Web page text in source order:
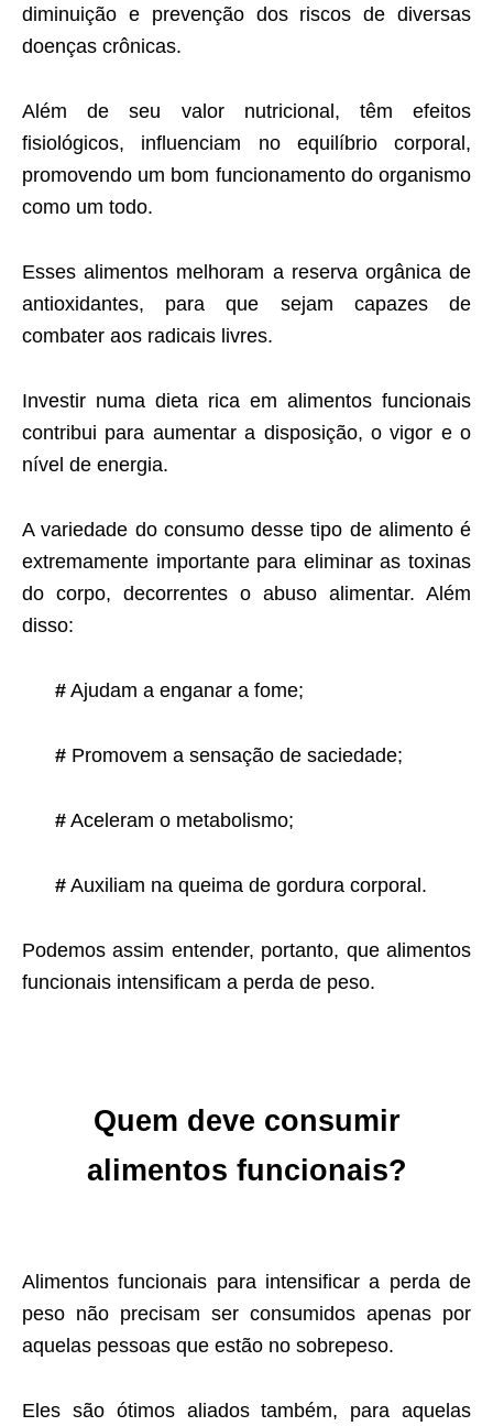
diminuição e prevenção dos riscos de diversas
doenças crônicas.
Além de seu valor nutricional, têm efeitos
fisiológicos, influenciam no equilíbrio corporal,
promovendo um bom funcionamento do organismo
como um todo.
Esses alimentos melhoram a reserva orgânica de
antioxidantes, para que sejam capazes de
combater aos radicais livres.
Investir numa dieta rica em alimentos funcionais
contribui para aumentar a disposição, o vigor e o
nível de energia.
A variedade do consumo desse tipo de alimento é
extremamente importante para eliminar as toxinas
do corpo, decorrentes o abuso alimentar. Além
disso:
# Ajudam a enganar a fome;
# Promovem a sensação de saciedade;
# Aceleram o metabolismo;
# Auxiliam na queima de gordura corporal.
Podemos assim entender, portanto, que alimentos
funcionais intensificam a perda de peso.
Quem deve consumir
alimentos funcionais?
Alimentos funcionais para intensificar a perda de
peso não precisam ser consumidos apenas por
aquelas pessoas que estão no sobrepeso.
Eles são ótimos aliados também, para aquelas